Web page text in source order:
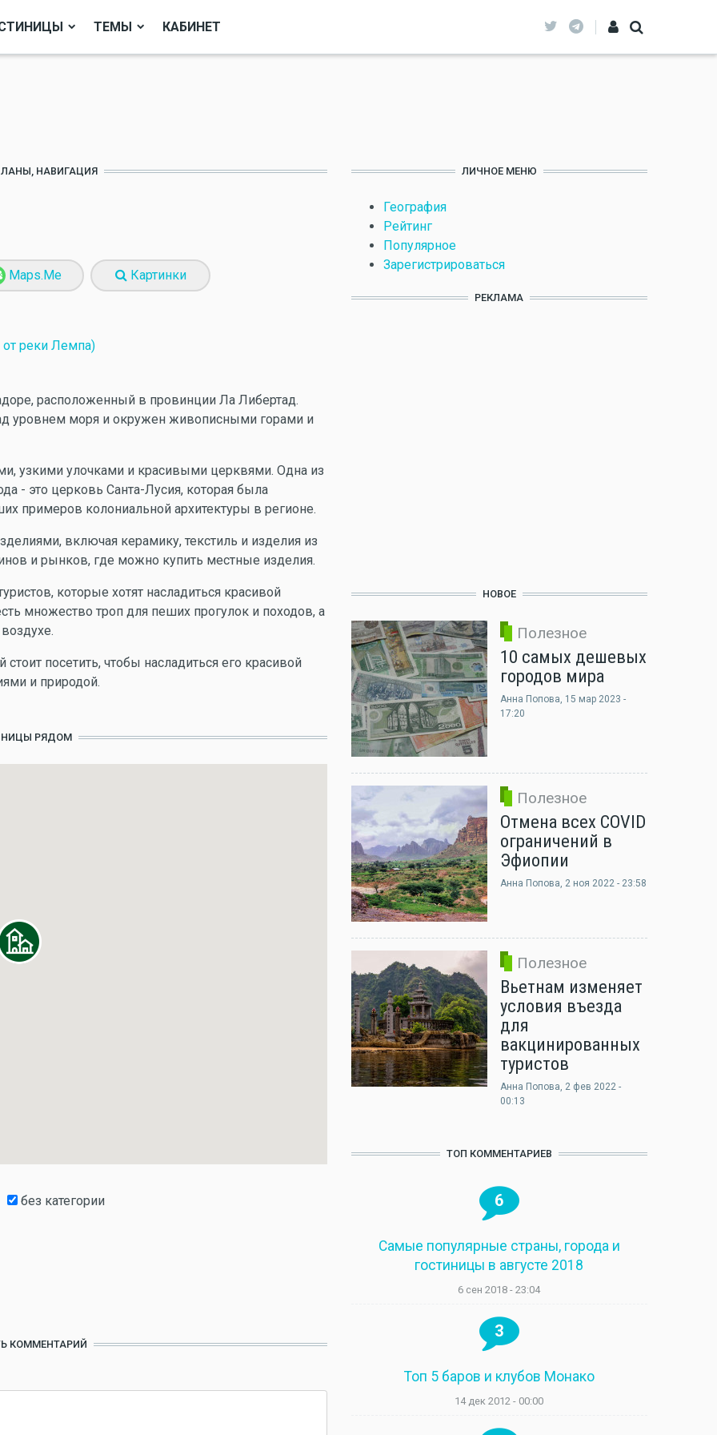
ТЕМЫ КАБИНЕТ
НАВИГАЦИЯ
Maps.Me Картинки
от реки Лемпа)
расположенный в провинции Ла Либертад.
уровнем моря и окружен живописными горами и
узкими улочками и красивыми церквями. Одна из
- это церковь Санта-Лусия, которая была
примеров колониальной архитектуры в регионе.
включая керамику, текстиль и изделия из
и рынков, где можно купить местные изделия.
которые хотят насладиться красивой
множество троп для пеших прогулок и походов, а
посетить, чтобы насладиться его красивой
и природой.
РЯДОМ
без категории
КОММЕНТАРИЙ
ЛИЧНОЕ МЕНЮ
География
Рейтинг
Популярное
Зарегистрироваться
РЕКЛАМА
НОВОЕ
Полезное
10 самых дешевых
городов мира
Анна Попова, 15 мар 2023 -
17:20
Полезное
Отмена всех COVID
ограничений в
Эфиопии
Анна Попова, 2 ноя 2022 - 23:58
Полезное
Вьетнам изменяет
условия въезда
для
вакцинированных
туристов
Анна Попова, 2 фев 2022 -
00:13
ТОП КОММЕНТАРИЕВ
6
Самые популярные страны, города и
гостиницы в августе 2018
6 сен 2018 - 23:04
3
Топ 5 баров и клубов Монако
14 дек 2012 - 00:00